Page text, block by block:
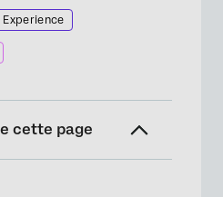
cette page